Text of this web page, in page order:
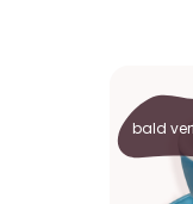
bald